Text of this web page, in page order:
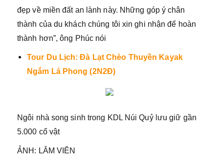
đẹp về miền đất an lành này. Những góp ý chân
thành của du khách chúng tôi xin ghi nhận để hoàn
thành hơn”, ông Phúc nói
Tour Du Lịch: Đà Lạt Chèo Thuyền Kayak
Ngắm Lá Phong (2N2Đ)
Ngôi nhà song sinh trong KDL Núi Quỷ lưu giữ gần
5.000 cổ vật
ẢNH: LÂM VIÊN